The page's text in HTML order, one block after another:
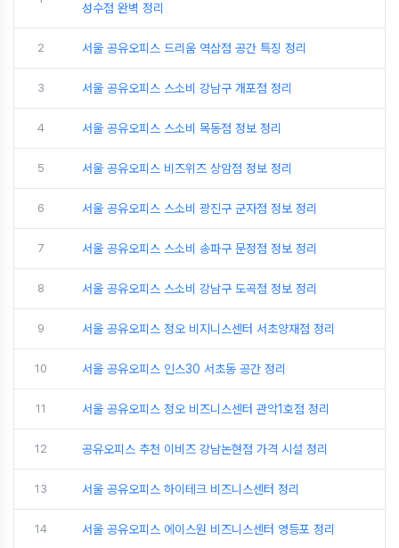
성수점 완벽 정리
2 서울 공유오피스 드리움 역삼점 공간 특징 정리
3 서울 공유오피스 스소비 강남구 개포점 정리
4 서울 공유오피스 스소비 목동점 정보 정리
5 서울 공유오피스 비즈위즈 상암점 정보 정리
6 서울 공유오피스 스소비 광진구 군자점 정보 정리
7 서울 공유오피스 스소비 송파구 문정점 정보 정리
8 서울 공유오피스 스소비 강남구 도곡점 정보 정리
9 서울 공유오피스 정오 비지니스센터 서초양재점 정리
10 서울 공유오피스 인스30 서초동 공간 정리
11 서울 공유오피스 정오 비즈니스센터 관악1호점 정리
12 공유오피스 추천 이비즈 강남논현점 가격 시설 정리
13 서울 공유오피스 하이테크 비즈니스센터 정리
14 서울 공유오피스 에이스원 비즈니스센터 영등포 정리